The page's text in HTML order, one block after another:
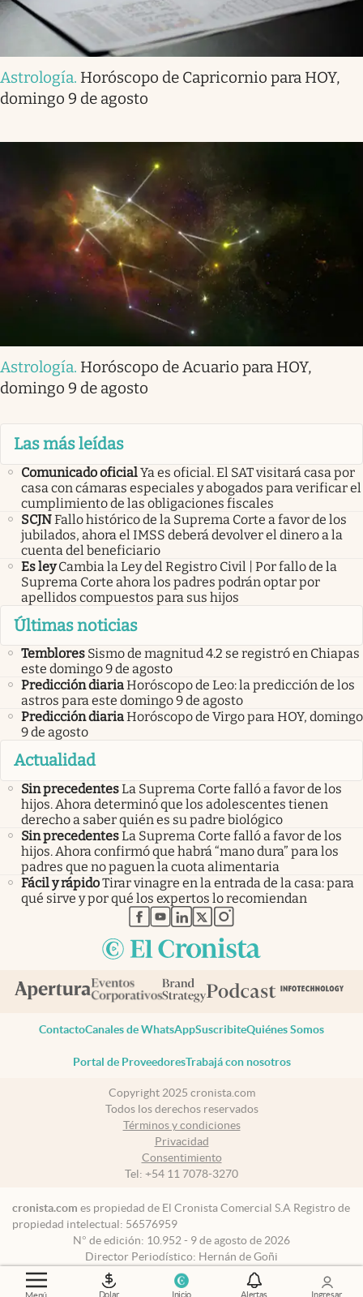
Menú Dolar Inicio Alertas Ingresar
Astrología. Horóscopo de Capricornio para HOY,
domingo 9 de agosto
Astrología. Horóscopo de Acuario para HOY,
domingo 9 de agosto
Las más leídas
Comunicado oficialYa es oficial. El SAT visitará casa por
casa con cámaras especiales y abogados para verificar el
cumplimiento de las obligaciones fiscales
SCJNFallo histórico de la Suprema Corte a favor de los
jubilados, ahora el IMSS deberá devolver el dinero a la
cuenta del beneficiario
Es ley Cambia la Ley del Registro Civil | Por fallo de la
Suprema Corte ahora los padres podrán optar por
apellidos compuestos para sus hijos
Últimas noticias
Temblores Sismo de magnitud 4.2 se registró en Chiapas
este domingo 9 de agosto
Predicción diariaHoróscopo de Leo: la predicción de los
astros para este domingo 9 de agosto
Predicción diariaHoróscopo de Virgo para HOY, domingo
9 de agosto
Actualidad
Sin precedentesLa Suprema Corte falló a favor de los
hijos. Ahora determinó que los adolescentes tienen
derecho a saber quién es su padre biológico
Sin precedentesLa Suprema Corte falló a favor de los
hijos. Ahora confirmó que habrá “mano dura” para los
padres que no paguen la cuota alimentaria
Fácil y rápidoTirar vinagre en la entrada de la casa: para
qué sirve y por qué los expertos lo recomiendan
abre en nueva pestaña
abre en nueva pestaña
abre en nueva pestaña
abre en nueva pestaña
abre en nueva pestaña
ContactoCanales de WhatsAppSuscribiteQuiénes Somos
Portal de ProveedoresTrabajá con nosotros
Copyright 2025 cronista.com
Todos los derechos reservados
Términos y condiciones
Privacidad
Consentimiento
Tel: +54 11 7078-3270
cronista.com es propiedad de El Cronista Comercial S.A Registro de
propiedad intelectual: 56576959
N° de edición: 10.952 - 9 de agosto de 2026
Director Periodístico: Hernán de Goñi